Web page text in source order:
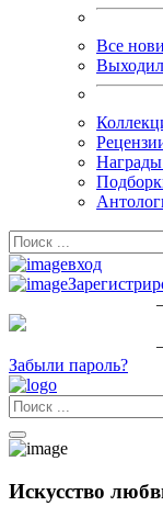
Все
вход
Забыли пароль?
Искусство